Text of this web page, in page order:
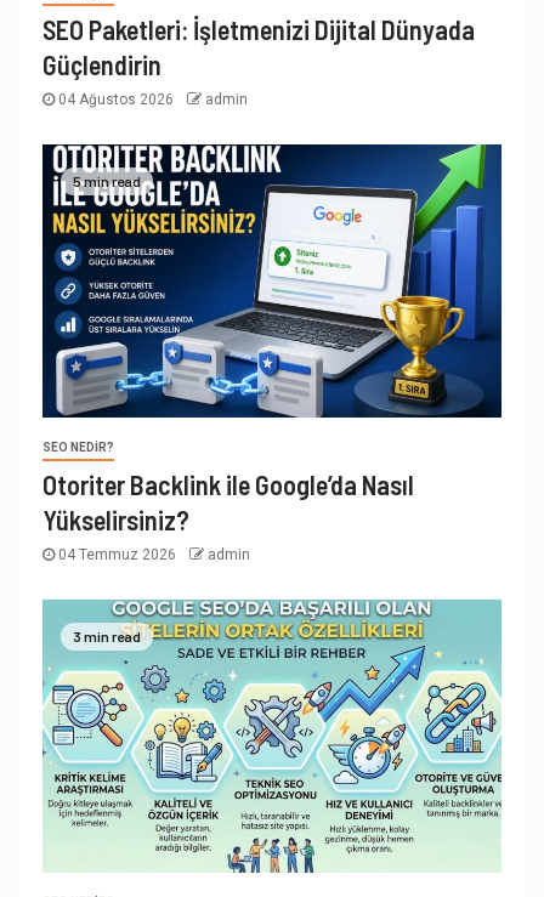
SEO Paketleri: İşletmenizi Dijital Dünyada
Güçlendirin
04 Ağustos 2026 admin
5 min read
SEO NEDIR?
Otoriter Backlink ile Google’da Nasıl
Yükselirsiniz?
04 Temmuz 2026 admin
3 min read